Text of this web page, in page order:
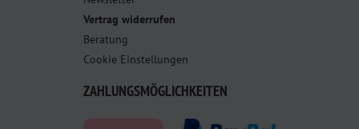
Vertrag widerrufen
Beratung
Cookie Einstellungen
ZAHLUNGSMÖGLICHKEITEN